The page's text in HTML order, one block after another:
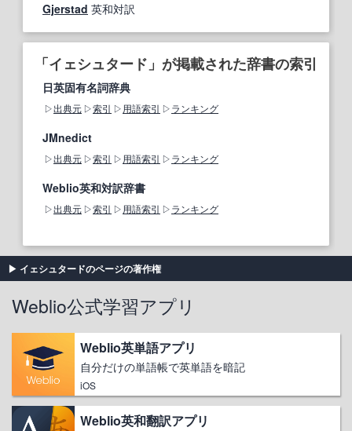
Gjerstad 英和対訳
「イェシュタード」が掲載された辞書の索引
日英固有名詞辞典
出典元 索引 用語索引 ランキング
JMnedict
出典元 索引 用語索引 ランキング
Weblio英和対訳辞書
出典元 索引 用語索引 ランキング
イェシュタードのページの著作権
Weblio公式学習アプリ
Weblio英単語アプリ
自分だけの単語帳で英単語を暗記
iOS
Weblio英和翻訳アプリ